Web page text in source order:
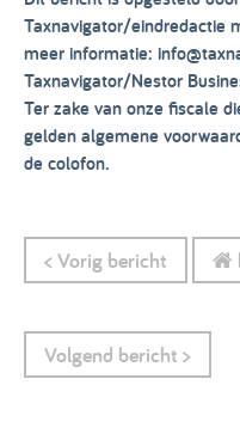
Taxnavigator/eindredactie
meer informatie:
Taxnavigator/Nestor
Ter zake van onze fiscale
gelden algemene
de colofon.
< Vorig bericht
Volgend bericht >